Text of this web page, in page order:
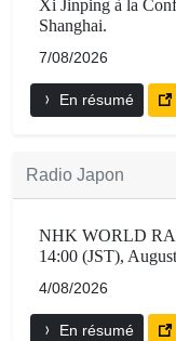
Xi Jinping à la
Shanghai.
7/08/2026
En résumé
Radio Japon
NHK WORLD
14:00 (JST),
4/08/2026
En résumé